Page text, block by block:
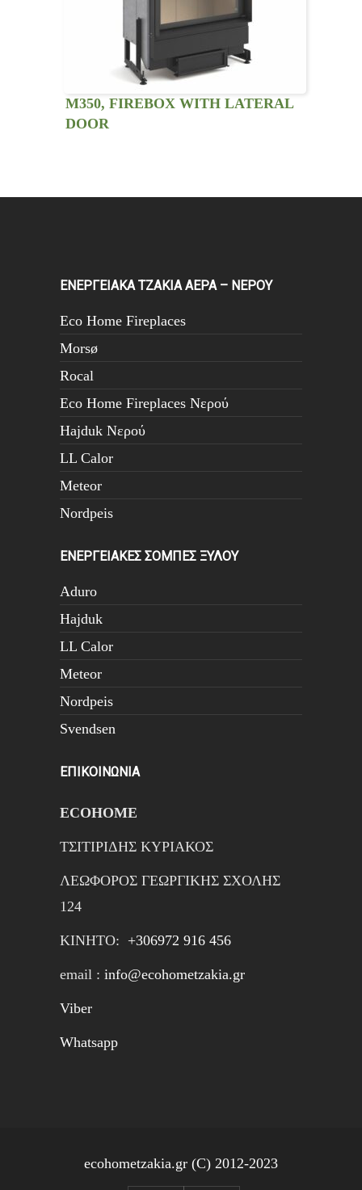
M350, FIREBOX WITH LATERAL
DOOR
ΕΝΕΡΓΕΙΑΚΑ ΤΖΑΚΙΑ ΑΕΡΑ – ΝΕΡΟΥ
Eco Home Fireplaces
Morsø
Rocal
Eco Home Fireplaces Νερού
Hajduk Νερού
LL Calor
Meteor
Nordpeis
ΕΝΕΡΓΕΙΑΚΕΣ ΣΟΜΠΕΣ ΞΥΛΟΥ
Aduro
Hajduk
LL Calor
Meteor
Nordpeis
Svendsen
ΕΠΙΚΟΙΝΩΝΙΑ
ECOHOME
ΤΣΙΤΙΡΙΔΗΣ ΚΥΡΙΑΚΟΣ
ΛΕΩΦΟΡΟΣ ΓΕΩΡΓΙΚΗΣ ΣΧΟΛΗΣ
124
ΚΙΝΗTΟ: +306972 916 456
email : info@ecohometzakia.gr
Viber
Whatsapp
ecohometzakia.gr (C) 2012-2023